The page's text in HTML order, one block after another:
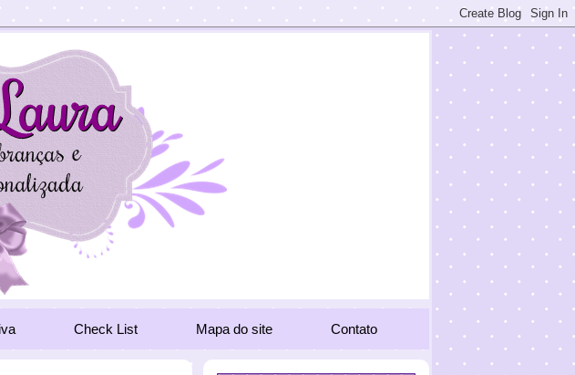
Check List Mapa do site Contato